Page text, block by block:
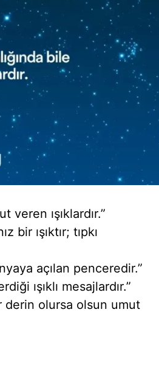
veren ışıklardır.”
bir ışıktır; tıpkı
açılan penceredir.”
ışıklı mesajlardır.”
derin olursa olsun umut